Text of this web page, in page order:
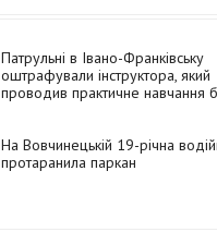
Патрульні в Івано-Франківську
оштрафували інструктора, який
проводив практичне навчання
На Вовчинецькій 19-річна
протаранила паркан